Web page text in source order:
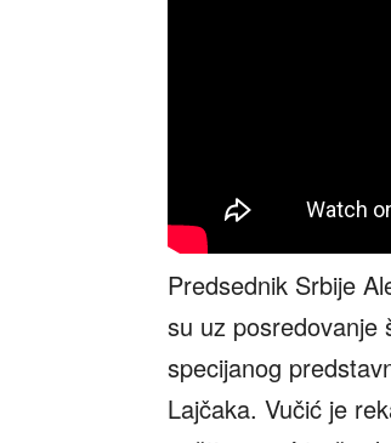
Predsednik Srbije
su uz posredovanje
specijanog
Lajčaka. Vučić je